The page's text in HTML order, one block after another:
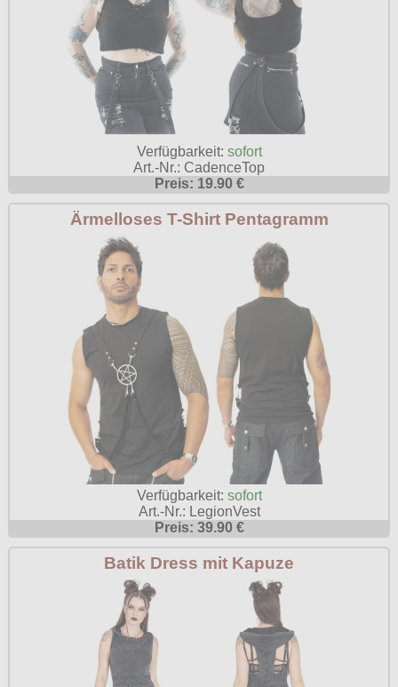
Verfügbarkeit: sofort
Art.-Nr.: CadenceTop
Preis: 19.90 €
Ärmelloses T-Shirt Pentagramm
Verfügbarkeit: sofort
Art.-Nr.: LegionVest
Preis: 39.90 €
Batik Dress mit Kapuze